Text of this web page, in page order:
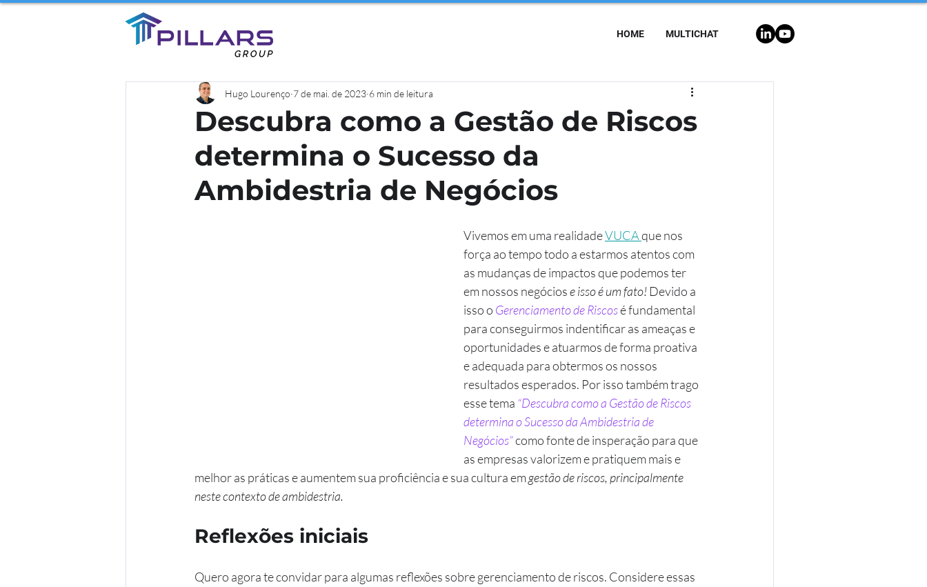
HOME MULTICHAT
Descubra como a Gestão de Riscos
determina o Sucesso da
Ambidestria de Negócios
Hugo Lourenço 7 de mai. de 2023 6 min de leitura
Vivemos em uma realidade VUCA que nos
força ao tempo todo a estarmos atentos com
as mudanças de impactos que podemos ter
em nossos negócios e isso é um fato! Devido a
isso o Gerenciamento de Riscos é fundamental
para conseguirmos indentificar as ameaças e
oportunidades e atuarmos de forma proativa
e adequada para obtermos os nossos
resultados esperados. Por isso também trago
esse tema “Descubra como a Gestão de Riscos
determina o Sucesso da Ambidestria de
Negócios” como fonte de insperação para que
as empresas valorizem e pratiquem mais e
melhor as práticas e aumentem sua proficiência e sua cultura em gestão de riscos, principalmente
neste contexto de ambidestria.
Reflexões iniciais
Quero agora te convidar para algumas reflexões sobre gerenciamento de riscos. Considere essas